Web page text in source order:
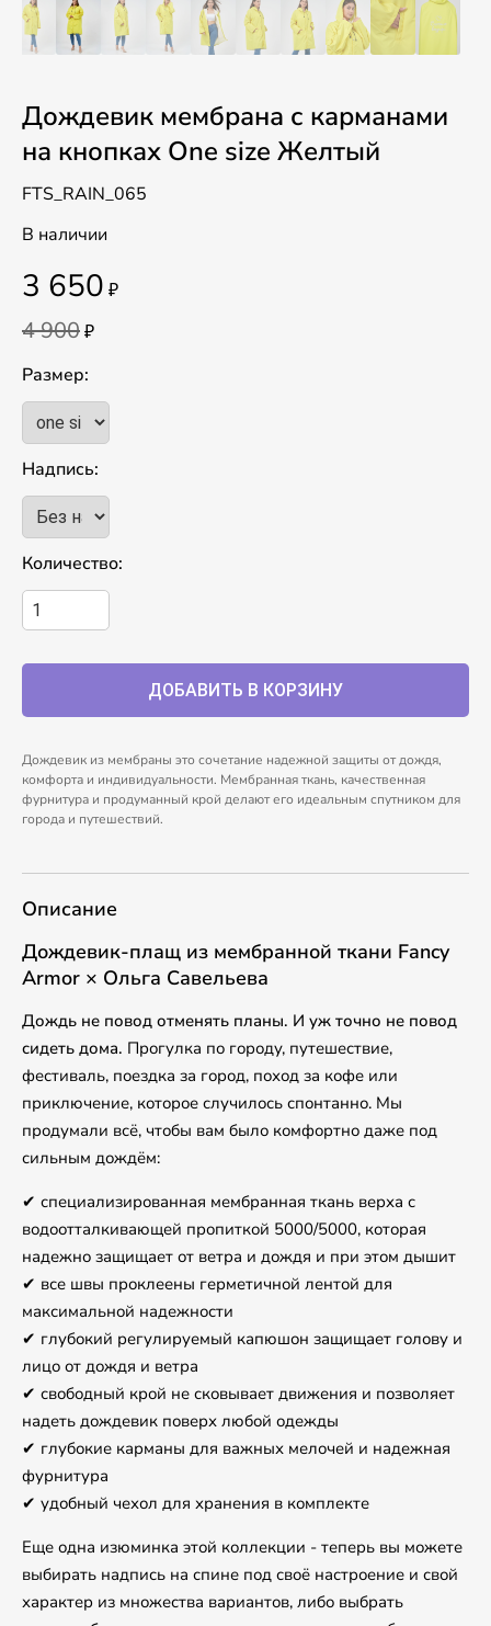
Дождевик мембрана с карманами
на кнопках One size Желтый
FTS_RAIN_065
В наличии
3 650 ₽
4 900₽
Размер:
Надпись:
Количество:
Дождевик из мембраны это сочетание надежной защиты от дождя,
комфорта и индивидуальности. Мембранная ткань, качественная
фурнитура и продуманный крой делают его идеальным спутником для
города и путешествий.
Описание
Дождевик-плащ из мембранной ткани Fancy
Armor × Ольга Савельева
Дождь не повод отменять планы. И уж точно не повод
сидеть дома. Прогулка по городу, путешествие,
фестиваль, поездка за город, поход за кофе или
приключение, которое случилось спонтанно. Мы
продумали всё, чтобы вам было комфортно даже под
сильным дождём:
✔ специализированная мембранная ткань верха с
водоотталкивающей пропиткой 5000/5000, которая
надежно защищает от ветра и дождя и при этом дышит
✔ все швы проклеены герметичной лентой для
максимальной надежности
✔ глубокий регулируемый капюшон защищает голову и
лицо от дождя и ветра
✔ свободный крой не сковывает движения и позволяет
надеть дождевик поверх любой одежды
✔ глубокие карманы для важных мелочей и надежная
фурнитура
✔ удобный чехол для хранения в комплекте
Еще одна изюминка этой коллекции - теперь вы можете
выбирать надпись на спине под своё настроение и свой
характер из множества вариантов, либо выбрать